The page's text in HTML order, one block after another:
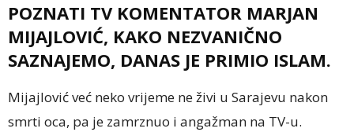
POZNATI TV KOMENTATOR MARJAN
MIJAJLOVIĆ, KAKO NEZVANIČNO
SAZNAJEMO, DANAS JE PRIMIO ISLAM.
Mijajlović već neko vrijeme ne živi u Sarajevu nakon
smrti oca, pa je zamrznuo i angažman na TV-u.